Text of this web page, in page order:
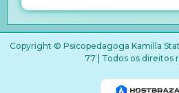
Copyright © Psicopedagoga Kamilla
77 | Todos os direitos